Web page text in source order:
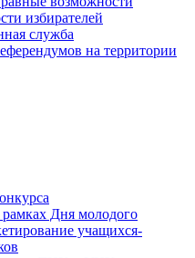
избирателей
служба
на территории
Дня молодого
учащихся-